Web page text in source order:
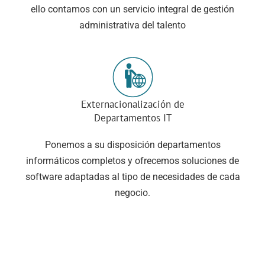
ello contamos con un servicio integral de gestión
administrativa del talento
Externacionalización de
Departamentos IT
Ponemos a su disposición departamentos
informáticos completos y ofrecemos soluciones de
software adaptadas al tipo de necesidades de cada
negocio.